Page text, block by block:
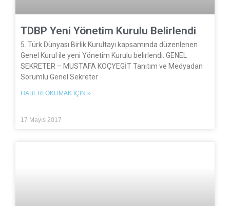
TDBP Yeni Yönetim Kurulu Belirlendi
5. Türk Dünyası Birlik Kurultayı kapsamında düzenlenen
Genel Kurul ile yeni Yönetim Kurulu belirlendi. GENEL
SEKRETER – MUSTAFA KOÇYEGİT Tanıtım ve Medyadan
Sorumlu Genel Sekreter
HABERI OKUMAK İÇIN »
17 Mayıs 2017